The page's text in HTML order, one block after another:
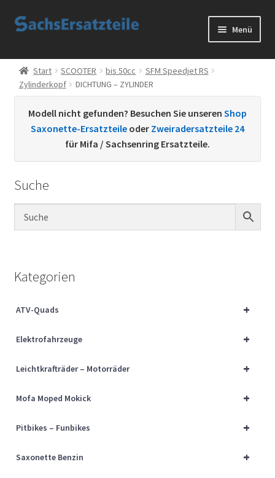
Zur
Zum
Menü
Start
AGB
Datenschutzerklärung
Kontakt
Sachs Ersatzteile
Über uns
Start SCOOTER bis 50cc
SFM Speedjet RS
Zylinderkopf
DICHTUNG – ZYLINDER
Modell nicht gefunden? Besuchen Sie unseren Shop
Saxonette-Ersatzteile oder Zweiradersatzteile 24
für Mifa / Sachsenring Ersatzteile.
Suche
Kategorien
+
ATV-Quads
+
Elektrofahrzeuge
+
Leichtkrafträder – Motorräder
+
Mofa Moped Mokick
+
Pitbikes – Funbikes
+
Saxonette Benzin